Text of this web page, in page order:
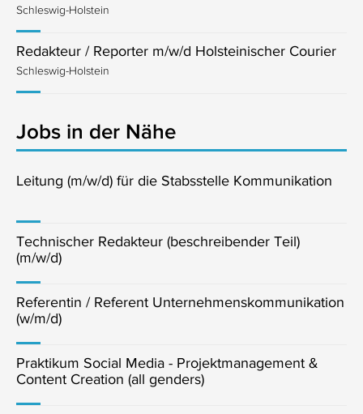
Schleswig-Holstein
Redakteur / Reporter m/w/d Holsteinischer Courier
Schleswig-Holstein
Jobs in der Nähe
Leitung (m/w/d) für die Stabsstelle Kommunikation
Technischer Redakteur (beschreibender Teil)
(m/w/d)
Referentin / Referent Unternehmenskommunikation
(w/m/d)
Praktikum Social Media - Projektmanagement &
Content Creation (all genders)